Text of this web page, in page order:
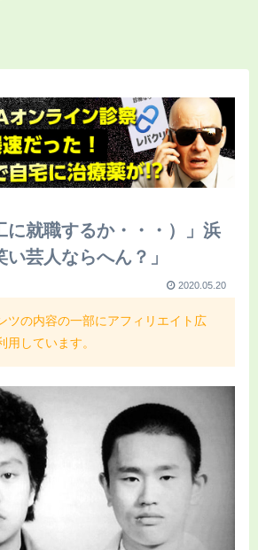
に就職するか・・・）」浜
芸人ならへん？」
2020.05.20
ツの内容の一部にアフィリエイト広
しています。